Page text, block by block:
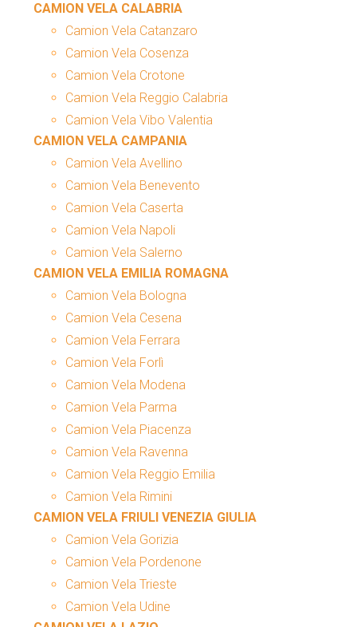
CAMION VELA CALABRIA
Camion Vela Catanzaro
Camion Vela Cosenza
Camion Vela Crotone
Camion Vela Reggio Calabria
Camion Vela Vibo Valentia
CAMION VELA CAMPANIA
Camion Vela Avellino
Camion Vela Benevento
Camion Vela Caserta
Camion Vela Napoli
Camion Vela Salerno
CAMION VELA EMILIA ROMAGNA
Camion Vela Bologna
Camion Vela Cesena
Camion Vela Ferrara
Camion Vela Forlì
Camion Vela Modena
Camion Vela Parma
Camion Vela Piacenza
Camion Vela Ravenna
Camion Vela Reggio Emilia
Camion Vela Rimini
CAMION VELA FRIULI VENEZIA GIULIA
Camion Vela Gorizia
Camion Vela Pordenone
Camion Vela Trieste
Camion Vela Udine